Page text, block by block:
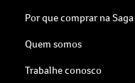
Por que comprar na Saga
Quem somos
Trabalhe conosco